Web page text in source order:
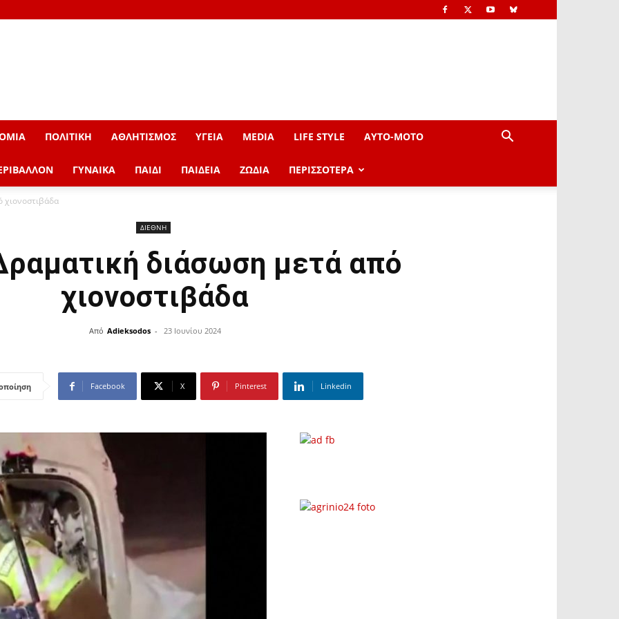
ΠΟΛΙΤΙΚΗ ΑΘΛΗΤΙΣΜΟΣ ΥΓΕΙΑ MEDIA LIFE STYLE AYTO-ΜOTO
ΓΥΝΑΙΚΑ ΠΑΙΔΙ ΠΑΙΔΕΙΑ ΖΩΔΙΑ ΠΕΡΙΣΣΟΤΕΡΑ
χιονοστιβάδα
ΔΙΕΘΝΗ
διάσωση μετά από
χιονοστιβάδα
Από Adieksodos - 23 Ιουνίου 2024
Facebook X Pinterest Linkedin